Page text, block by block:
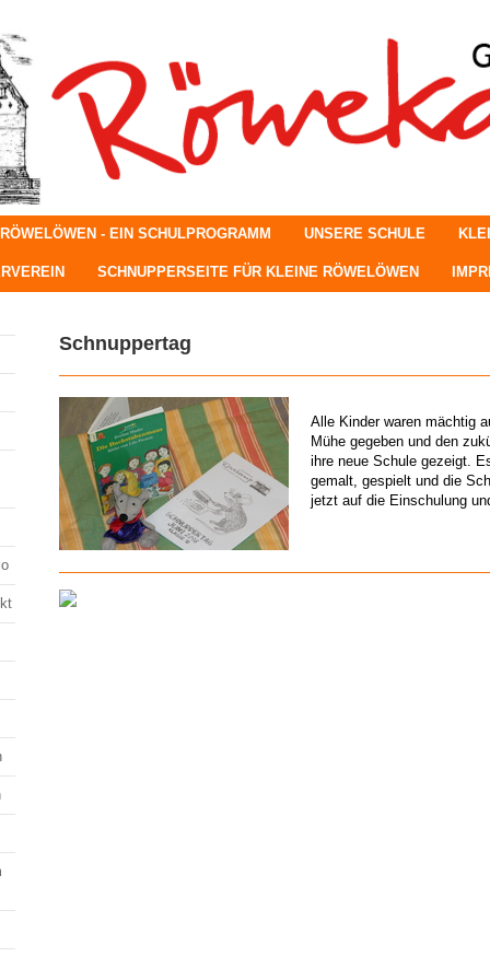
- EIN SCHULPROGRAMM UNSERE SCHULE
SCHNUPPERSEITE FÜR KLEINE RÖWELÖWEN
Schnuppertag
Alle Kinder waren mächtig
Mühe gegeben und den
ihre neue Schule gezeigt.
gemalt, gespielt und die
jetzt auf die Einschulung